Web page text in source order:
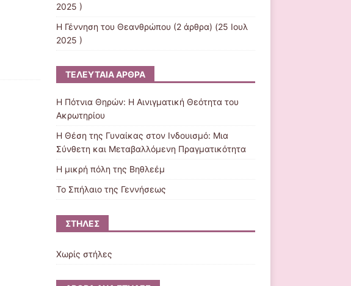
2025 )
Η Γέννηση του Θεανθρώπου (2 άρθρα) (25 Ιουλ
2025 )
ΤΕΛΕΥΤΑΊΑ ΆΡΘΡΑ
Η Πότνια Θηρών: Η Αινιγματική Θεότητα του
Ακρωτηρίου
Η Θέση της Γυναίκας στον Ινδουισμό: Μια
Σύνθετη και Μεταβαλλόμενη Πραγματικότητα
Η μικρή πόλη της Βηθλεέμ
Το Σπήλαιο της Γεννήσεως
ΣΤΉΛΕΣ
Χωρίς στήλες